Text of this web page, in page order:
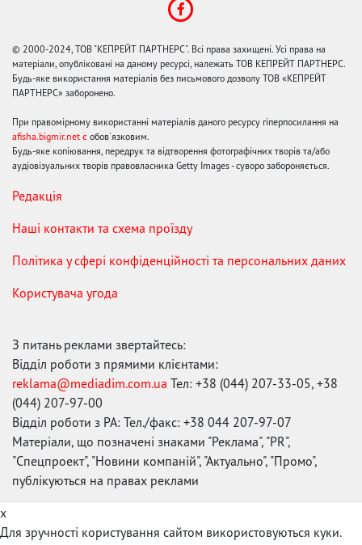
© 2000-2024, ТОВ "КЕПРЕЙТ ПАРТНЕРС". Всі права захищені. Усі права на
матеріали, опубліковані на даному ресурсі, належать ТОВ КЕПРЕЙТ ПАРТНЕРС.
Будь-яке використання матеріалів без письмового дозволу ТОВ «КЕПРЕЙТ
ПАРТНЕРС» заборонено.
При правомірному використанні матеріалів даного ресурсу гіперпосилання на
afisha.bigmir.net є обов'язковим.
Будь-яке копіювання, передрук та відтворення фотографічних творів та/або
аудіовізуальних творів правовласника Getty Images - суворо забороняється.
Редакція
Наші контакти та схема проїзду
Політика у сфері конфіденційності та персональних даних
Користувача угода
З питань реклами звертайтесь:
Відділ роботи з прямими клієнтами:
reklama@mediadim.com.ua Тел: +38 (044) 207-33-05, +38
(044) 207-97-00
Відділ роботи з РА: Тел./факс: +38 044 207-97-07
Матеріали, що позначені знаками "Реклама", "PR",
"Спецпроект", "Новини компаній", "Актуально", "Промо",
публікуються на правах реклами
x
Для зручності користування сайтом використовуються куки.